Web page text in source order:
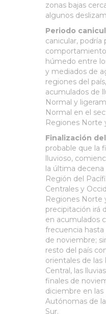
zonas bajas
algunos
Periodo
canicular, podría
húmedo entre
y mediados de
regiones del
acumulados de
Normal y
Normal en el
Regiones Norte
Finalización
probable que la
lluvioso,
la última
Región del
Centrales y
Regiones Norte
precipitación irá
en acumulados
frecuencia
de noviembre;
resto del país
orientales de
Central, las
finales de
diciembre en
Autónomas de
Sur.